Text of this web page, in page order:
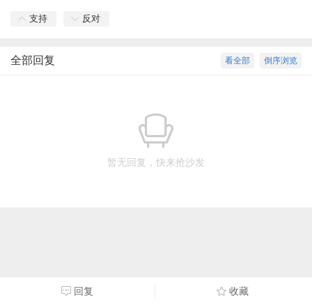
支持 反对
倒序浏览
看全部
全部回复
暂无回复，快来抢沙发
回复 收藏